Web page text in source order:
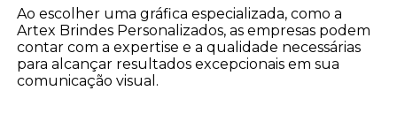
Ao escolher uma gráfica especializada, como a
Artex Brindes Personalizados, as empresas podem
contar com a expertise e a qualidade necessárias
para alcançar resultados excepcionais em sua
comunicação visual.